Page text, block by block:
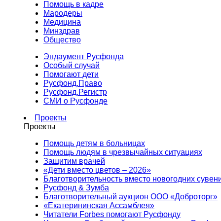
Помощь в кадре
Мародеры
Медицина
Минздрав
Общество
Эндаумент Русфонда
Особый случай
Помогают дети
Русфонд.Право
Русфонд.Регистр
СМИ о Русфонде
Проекты
Проекты
Помощь детям в больницах
Помощь людям в чрезвычайных ситуациях
Защитим врачей
«Дети вместо цветов – 2026»
Благотворительность вместо новогодних
Русфонд & Зумба
Благотворительный аукцион ООО «Доброторг»
«Екатерининская Ассамблея»
Читатели Forbes помогают Русфонду